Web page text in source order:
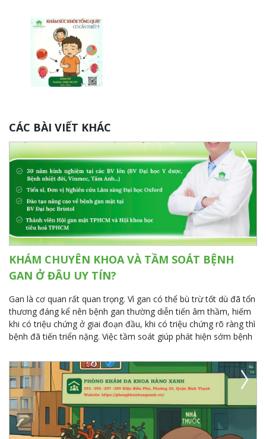
CÁC BÀI VIẾT KHÁC
KHÁM CHUYÊN KHOA VÀ TẦM SOÁT BỆNH
GAN Ở ĐÂU UY TÍN?
Gan là cơ quan rất quan trọng. Vì gan có thể bù trừ tốt dù đã tổn
thương đáng kể nên bệnh gan thường diễn tiến âm thầm, hiếm
khi có triệu chứng ở giai đoạn đầu, khi có triệu chứng rõ ràng thì
bệnh đã tiến triển nặng. Việc tầm soát giúp phát hiện sớm bệnh
gan, ung thư gan.